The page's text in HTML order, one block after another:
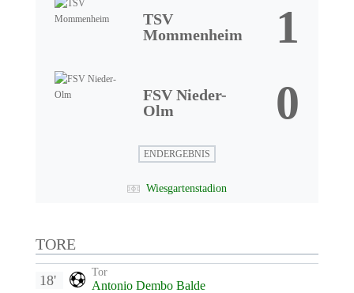
TSV
Mommenheim
1
FSV Nieder-
Olm
0
ENDERGEBNIS
Wiesgartenstadion
TORE
Tor
Antonio Dembo Balde
18'